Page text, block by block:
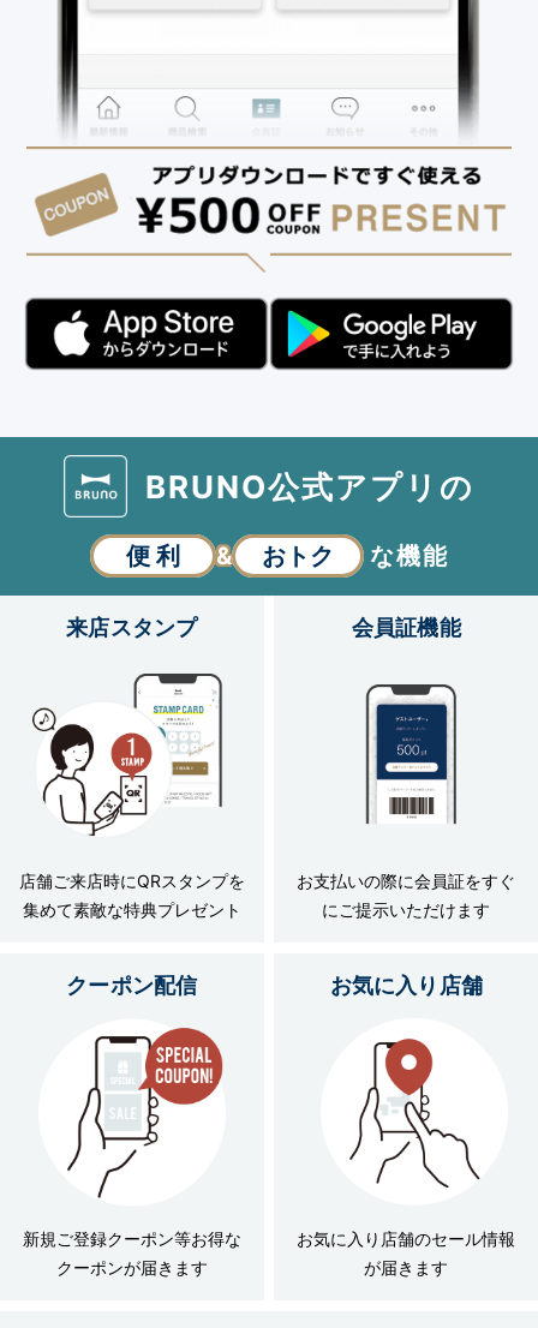
BRUNO公式アプリの
便 利 & おトク な機能
来店スタンプ
店舗ご来店時にQRスタンプを
集めて素敵な特典プレゼント
会員証機能
お支払いの際に会員証をすぐ
にご提示いただけます
クーポン配信
新規ご登録クーポン等お得な
クーポンが届きます
お気に入り店舗
お気に入り店舗のセール情報
が届きます